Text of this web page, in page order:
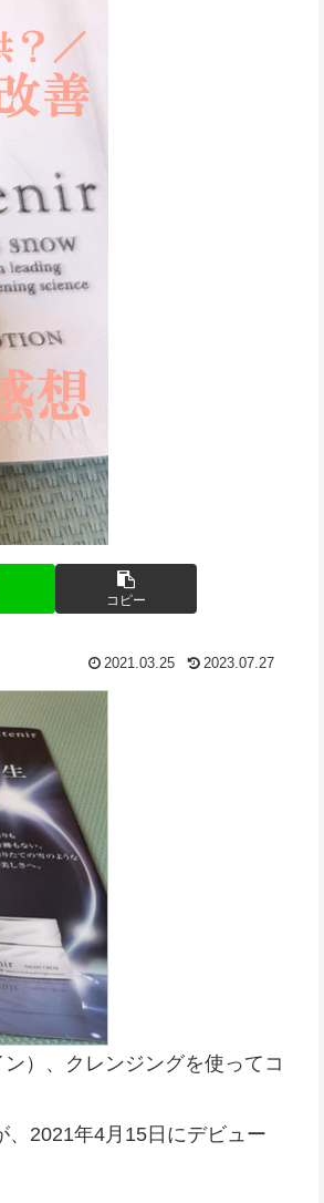
コピー
2021.03.25 2023.07.27
）、クレンジングを使ってコ
2021年4月15日にデビュー